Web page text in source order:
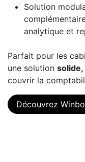
Solution
analytique et
Parfait pour les
une solution
couvrir la
Découvrez